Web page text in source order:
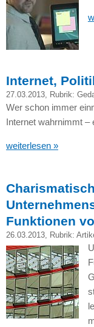
Internet,
27.03.2013, Rubrik:
Wer schon immer
Internet wahrnimmt –
weiterlesen »
Funktionen
26.03.2013, Rubrik: